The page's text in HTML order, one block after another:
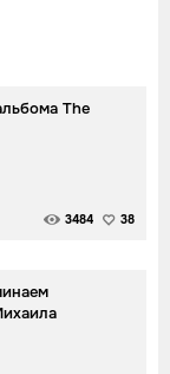
The
3484 38